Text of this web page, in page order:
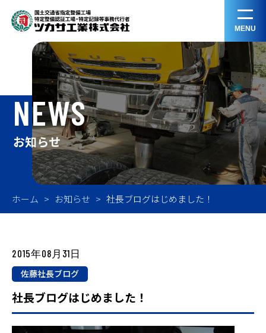
MENU
NEWS
お知らせ
ホーム お知らせ 社長ブログはじめました！
2015年08月31日
佐藤社長ブログ
社長ブログはじめました！